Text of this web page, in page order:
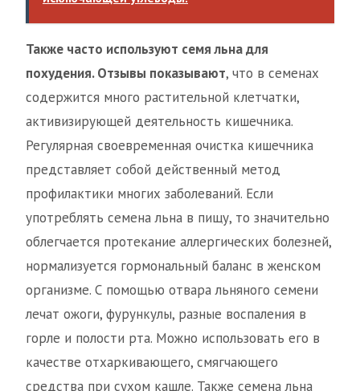
Также часто используют семя льна для
похудения. Отзывы показывают, что в семенах
содержится много растительной клетчатки,
активизирующей деятельность кишечника.
Регулярная своевременная очистка кишечника
представляет собой действенный метод
профилактики многих заболеваний. Если
употреблять семена льна в пищу, то значительно
облегчается протекание аллергических болезней,
нормализуется гормональный баланс в женском
организме. С помощью отвара льняного семени
лечат ожоги, фурункулы, разные воспаления в
горле и полости рта. Можно использовать его в
качестве отхаркивающего, смягчающего
средства при сухом кашле. Также семена льна